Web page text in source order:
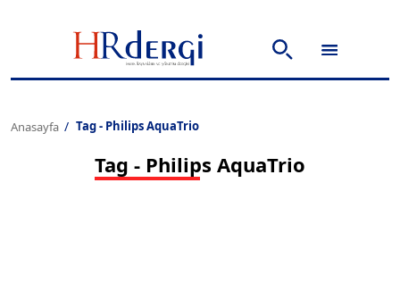
Anasayfa Tag - Philips AquaTrio
Tag - Philips AquaTrio